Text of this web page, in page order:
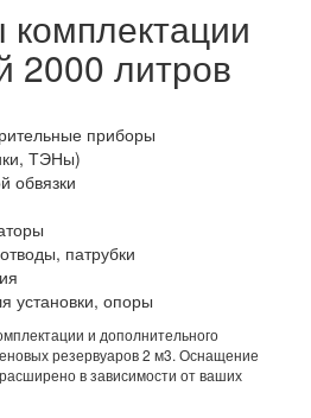
2000 литров
приборы
ТЭНы)
обвязки
патрубки
установки, опоры
и дополнительного
резервуаров 2 м3. Оснащение
в зависимости от ваших